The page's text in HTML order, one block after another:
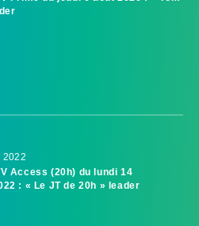
2022
Access (20h) du lundi 14
: « Le JT de 20h » leader